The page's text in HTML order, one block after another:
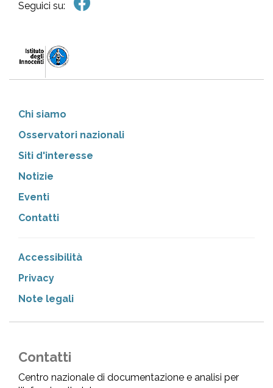
Seguici su:
Chi siamo
Osservatori nazionali
Siti d'interesse
Notizie
Eventi
Contatti
Accessibilità
Privacy
Note legali
Contatti
Centro nazionale di documentazione e analisi per